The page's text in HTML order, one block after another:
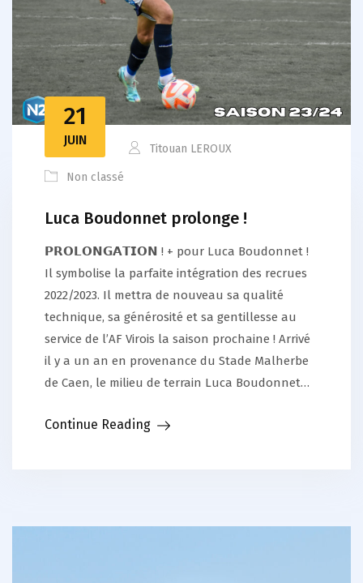
21
JUIN
Titouan LEROUX
Non classé
Luca Boudonnet prolonge !
𝗣𝗥𝗢𝗟𝗢𝗡𝗚𝗔𝗧𝗜𝗢𝗡 ! + pour Luca Boudonnet !
Il symbolise la parfaite intégration des recrues
2022/2023. Il mettra de nouveau sa qualité
technique, sa générosité et sa gentillesse au
service de l’AF Virois la saison prochaine ! Arrivé
il y a un an en provenance du Stade Malherbe
de Caen, le milieu de terrain Luca Boudonnet…
Continue Reading